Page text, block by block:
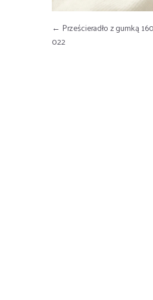
Nawigacja
← Prześcieradło z gumką
022